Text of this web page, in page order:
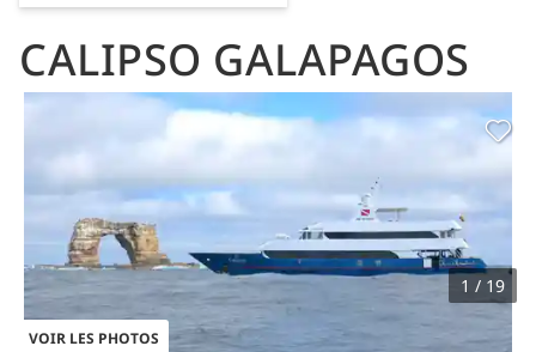
CALIPSO GALAPAGOS
VOIR LES PHOTOS
1 / 19